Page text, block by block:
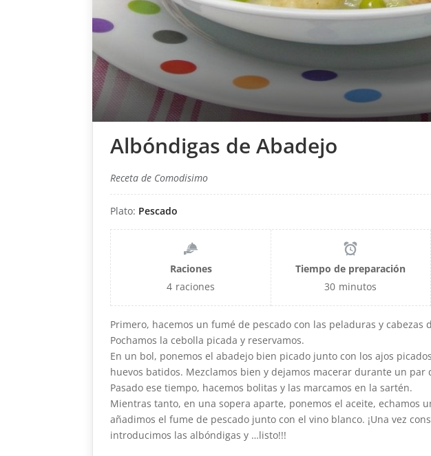
Albóndigas de Abadejo
Receta de Comodisimo
Plato: Pescado
Raciones
4 raciones
Tiempo de preparación
30 minutos
Primero, hacemos un fumé de pescado con las peladuras y cabezas
Pochamos la cebolla picada y reservamos.
En un bol, ponemos el abadejo bien picado junto con los ajos
huevos batidos. Mezclamos bien y dejamos macerar durante un par
Pasado ese tiempo, hacemos bolitas y las marcamos en la sartén.
Mientras tanto, en una sopera aparte, ponemos el aceite, echamos
añadimos el fume de pescado junto con el vino blanco. ¡Una vez
introducimos las albóndigas y …listo!!!